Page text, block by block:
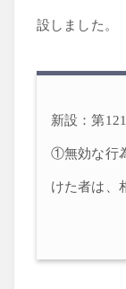
設しました。
新設：第
①無効な行
けた者は、